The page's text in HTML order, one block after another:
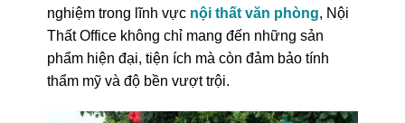
nghiệm trong lĩnh vực nội thất văn phòng, Nội
Thất Office không chỉ mang đến những sản
phẩm hiện đại, tiện ích mà còn đảm bảo tính
thẩm mỹ và độ bền vượt trội.